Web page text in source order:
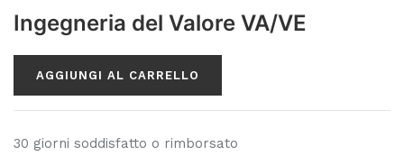
Ingegneria del Valore VA/VE
AGGIUNGI AL CARRELLO
30 giorni soddisfatto o rimborsato